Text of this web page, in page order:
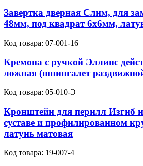
Завертка дверная Слим, для
48мм, под квадрат 6х6мм,
Код товара: 07-001-16
Кремона с ручкой Эллипс
ложная (шпингалет
Код товара: 05-010-Э
Кронштейн для перилл Изгиб
суставе и профилированном
латунь матовая
Код товара: 19-007-4